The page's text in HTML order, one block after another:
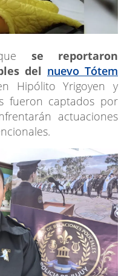
se reportaron
del nuevo Tótem
Hipólito Yrigoyen y
fueron captados por
actuaciones